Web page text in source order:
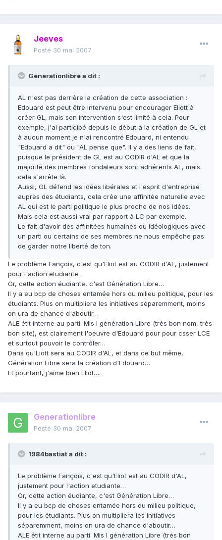
Jeeves
Posté 30 mai 2007
Generationlibre a dit :
AL n'est pas derrière la création de cette association :
Edouard est peut être intervenu pour encourager Eliott à
créer GL, mais son intervention s'est limité à cela. Pour
exemple, j'ai participé depuis le début à la création de GL et
à aucun moment je n'ai rencontré Edouard, ni entendu
"Edouard a dit" ou "AL pense que". Il y a des liens de fait,
puisque le président de GL est au CODIR d'AL et que la
majorité des membres fondateurs sont adhérents AL, mais
cela s'arrête là.
Aussi, GL défend les idées libérales et l'esprit d'entreprise
auprès des étudiants, cela crée une affinitée naturelle avec
AL qui est le parti politique le plus proche de nos idées.
Mais cela est aussi vrai par rapport à LC par exemple.
Le fait d'avoir des affinitées humaines ou idéologiques avec
un parti ou certains de ses membres ne nous empêche pas
de garder notre liberté de ton.
Le problème Fançois, c'est qu'Eliot est au CODIR d'AL, justement
pour l'action etudiante…
Or, cette action éudiante, c'est Génération Libre…
Il y a eu bcp de choses entamée hors du milieu politique, pour les
étudiants. Plus on multipliera les initiatives séparemment, moins
on ura de chance d'aboutir…
ALE étit interne au parti. Mis l génération Libre (très bon nom, très
bon site), est clairement l'oeuvre d'Edouard pour pour csser LCE
et surtout pouvoir le contrôler…
Dans qu'Liott sera au CODIR d'AL, et dans ce but même,
Génération Libre sera la création d'Edouard…
Et pourtant, j'aime bien Eliot….
Generationlibre
Posté 30 mai 2007
1984bastiat a dit :
Le problème Fançois, c'est qu'Eliot est au CODIR d'AL,
justement pour l'action etudiante…
Or, cette action éudiante, c'est Génération Libre…
Il y a eu bcp de choses entamée hors du milieu politique,
pour les étudiants. Plus on multipliera les initiatives
séparemment, moins on ura de chance d'aboutir…
ALE étit interne au parti. Mis l génération Libre (très bon